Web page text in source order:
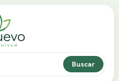
Buscar